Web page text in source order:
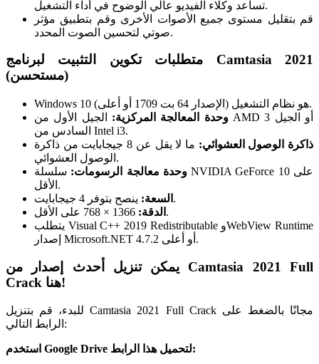
تساعد وكلاء الفيديو عالي الوضوح في أداء التشغيل.
قم بتقليل مستوى جميع الأصوات الأخرى وقم بتطبيق مؤثر
صوتي لتحسين الصوت المحدد.
متطلبات تكوين التثبيت لبرنامج Camtasia 2021
(مستحسن)
Windows 10 (الإصدار 64 بت 1709 أو أعلى) هو نظام التشغيل.
وحدة المعالجة المركزية: الجيل الأول من AMD 3 أو الجيل
السادس من Intel i3.
ذاكرة الوصول العشوائي:
ما لا يقل عن 8 جيجابايت من ذاكرة
الوصول العشوائي.
وحدة معالجة الرسومات: سلسلة NVIDIA GeForce 10 على
الأقل.
السعة: ينصح بتوفر 4 جيجابايت.
الدقة: 1366 × 768 على الأقل.
يتطلب Visual C++ 2019 Redistributable وWebView Runtime
إصدار Microsoft.NET 4.7.2 أو أعلى.
يمكن تنزيل أحدث إصدار من Camtasia 2021 Full
Crack هنا!
للبدء، قم بتنزيل Camtasia 2021 Full Crack مجانًا بالضغط على
الرابط التالي:
استخدم Google Drive لتحميل هذا الرابط: